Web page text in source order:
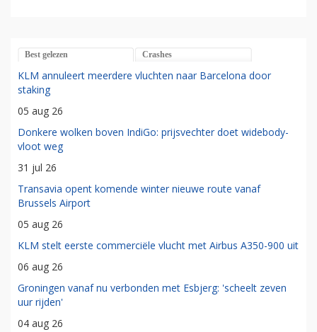
Best gelezen Crashes
KLM annuleert meerdere vluchten naar Barcelona door
staking
05 aug 26
Donkere wolken boven IndiGo: prijsvechter doet widebody-
vloot weg
31 jul 26
Transavia opent komende winter nieuwe route vanaf
Brussels Airport
05 aug 26
KLM stelt eerste commerciële vlucht met Airbus A350-900 uit
06 aug 26
Groningen vanaf nu verbonden met Esbjerg: 'scheelt zeven
uur rijden'
04 aug 26